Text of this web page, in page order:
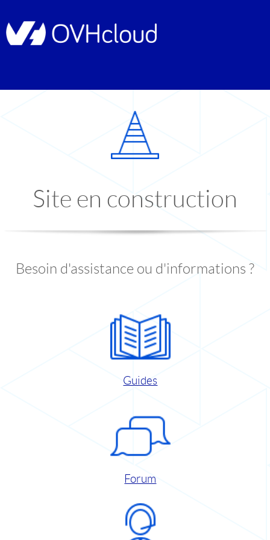
Site en construction
Besoin d'assistance ou d'informations ?
Guides
Forum